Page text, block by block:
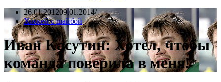
26.01.201209.01.2014
Хоккей с шайбой
Иван Касутин: Хотел, чтобы
команда поверила в меня!